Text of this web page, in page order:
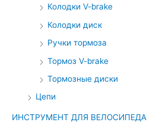
Колодки V-brake
Колодки диск
Ручки тормоза
Тормоз V-brake
Тормозные диски
Цепи
ИНСТРУМЕНТ ДЛЯ ВЕЛОСИПЕДА